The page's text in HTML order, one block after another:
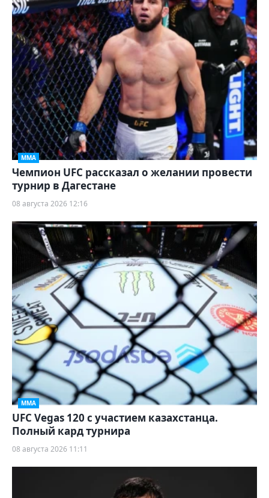
ММА
Чемпион UFC рассказал о желании провести
турнир в Дагестане
08 августа 2026 12:16
ММА
UFC Vegas 120 с участием казахстанца.
Полный кард турнира
08 августа 2026 11:11